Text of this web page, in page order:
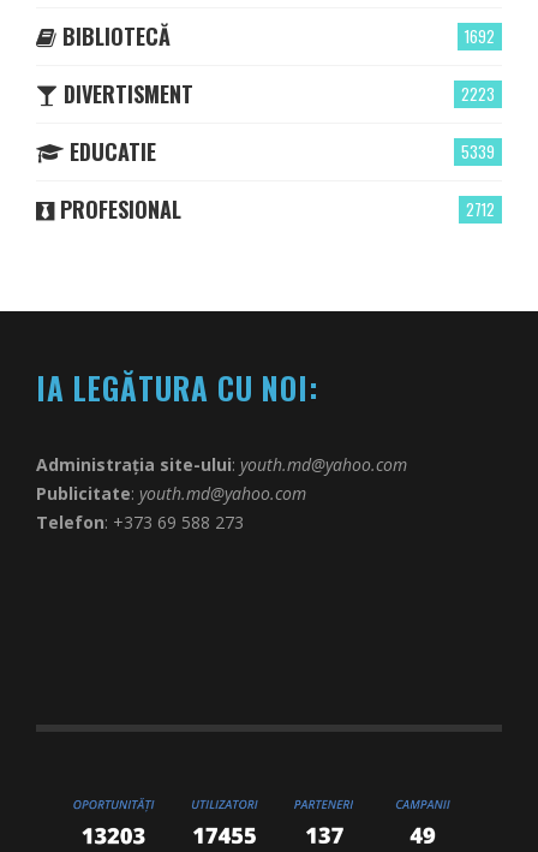
1692
BIBLIOTECĂ
2223
DIVERTISMENT
5339
EDUCATIE
2712
PROFESIONAL
IA LEGĂTURA CU NOI:
Administrația site-ului: youth.md@yahoo.com
Publicitate: youth.md@yahoo.com
Telefon: +373 69 588 273